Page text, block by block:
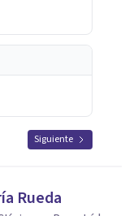
Siguiente
Rueda